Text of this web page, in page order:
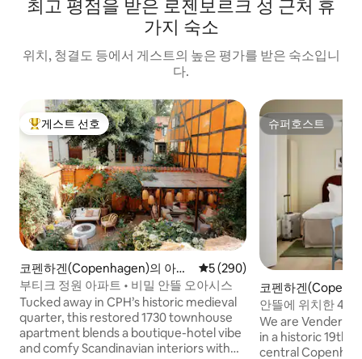
최고 평점을 받은 로젠보르크 성 근처 휴
가지 숙소
위치, 청결도 등에서 게스트의 높은 평가를 받은 숙소입니
다.
상위 게스트 선호
게스트 선호
코펜하겐(Copenhagen)의 아파
트
평점 5점(5점 만점), 후기 290
5 (290)
부티크 정원 아파트 • 비밀 안뜰 오아시스
Tucked away in CPH’s historic medieval
quarter, this restored 1730 townhouse
apartment blends a boutique-hotel vibe
and comfy Scandinavian interiors with
슈퍼호스트
슈퍼호스트
코펜하겐
파트
안뜰에 위치한 4인
We are Venders,
in a historic 19th-
central